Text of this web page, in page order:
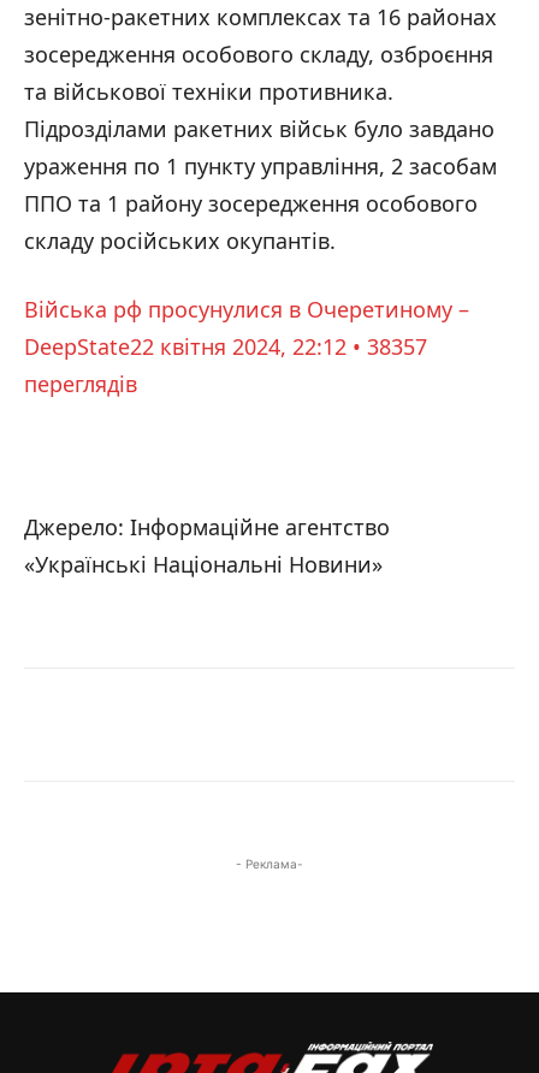
зенітно-ракетних комплексах та 16 районах
зосередження особового складу, озброєння
та військової техніки противника.
Підрозділами ракетних військ було завдано
ураження по 1 пункту управління, 2 засобам
ППО та 1 району зосередження особового
складу російських окупантів.
Війська рф просунулися в Очеретиному –
DeepState22 квітня 2024, 22:12 • 38357
переглядiв
Джерело: Інформаційне агентство
«Українські Національні Новини»
- Реклама-